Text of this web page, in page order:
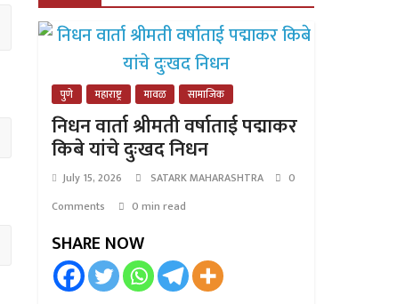
पुणे महाराष्ट्र मावळ सामाजिक
निधन वार्ता श्रीमती वर्षाताई पद्माकर
किबे यांचे दुःखद निधन
July 15, 2026 SATARK MAHARASHTRA
0
Comments
0 min read
SHARE NOW